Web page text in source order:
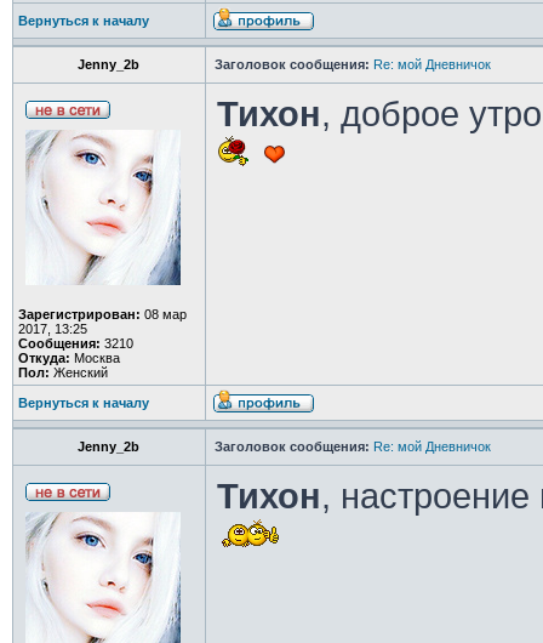
Вернуться к началу
Jenny_2b Заголовок сообщения: Re: мой Дневничок
Зарегистрирован: 08 мар
2017, 13:25
Сообщения: 3210
Откуда: Москва
Пол: Женский
Тихон, доброе
Вернуться к началу
Jenny_2b Заголовок сообщения: Re: мой Дневничок
Тихон, настроение